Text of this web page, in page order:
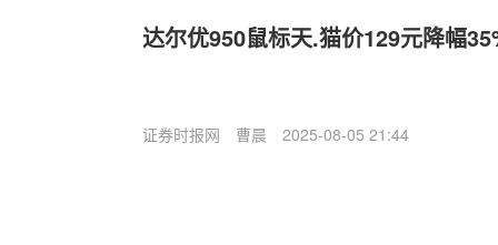
达尔优950鼠标天.猫价129元降幅
证券时报网 曹晨 2025-08-05 21:44